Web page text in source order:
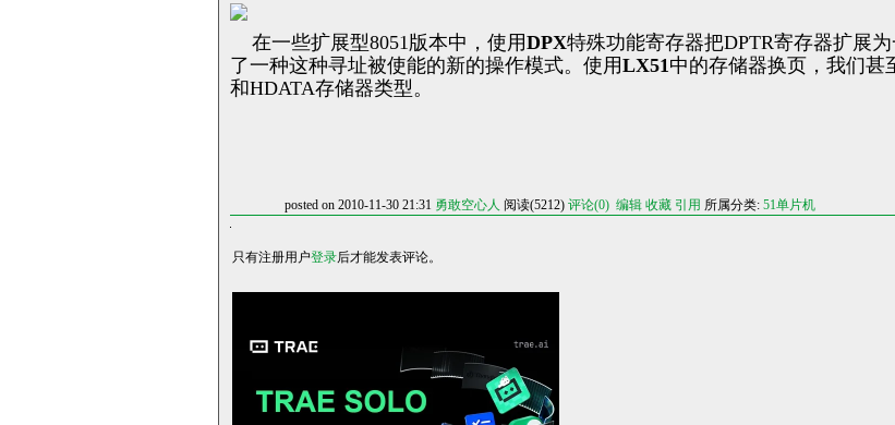
在一些扩展型8051版本中，使用DPX特殊功能寄存器把DPTR寄存器扩展
了一种这种寻址被使能的新的操作模式。使用LX51 中的存储器换页，我们甚
和HDATA存储器类型。
posted on 2010-11-30 21:31 勇敢空心人 阅读(5212) 评论(0) 编辑 收藏 引用 所属分类: 51单片机
只有注册用户登录后才能发表评论。